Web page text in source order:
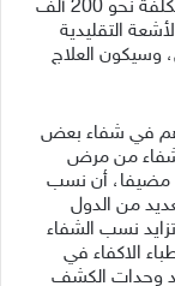
الصحة تتحمل تكاليف العلاج بالبروتون، وتبلغ التكلفة نحو 200 ألف
التقليدية
وسيكون العلاج
في شفاء بعض
من مرض
والقولون في المملكة نحو 80%، مضيفا، أن نسب
من الدول
تزايد نسب الشفاء
الاكفاء في
وحدات الكشف